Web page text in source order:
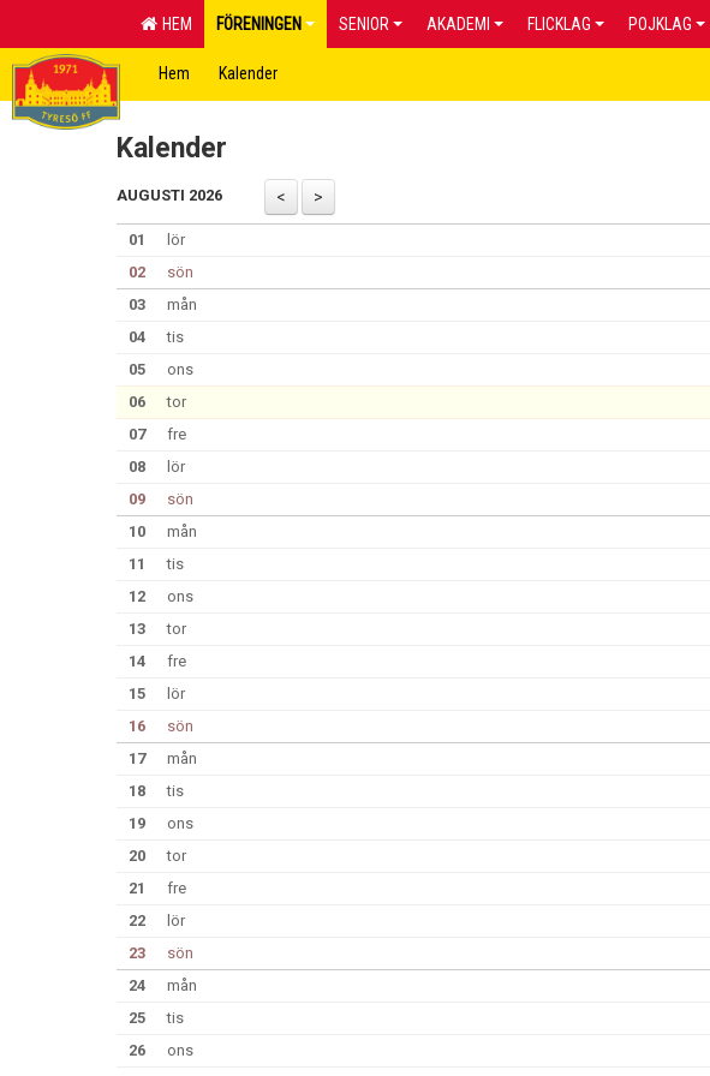
HEM FÖRENINGEN SENIOR AKADEMI FLICKLAG POJKLAG
Hem Kalender
Kalender
AUGUSTI 2026
01
lör
02
sön
03
mån
04
tis
05
ons
06
tor
07
fre
08
lör
09
sön
10
mån
11
tis
12
ons
13
tor
14
fre
15
lör
16
sön
17
mån
18
tis
19
ons
20
tor
21
fre
22
lör
23
sön
24
mån
25
tis
26
ons